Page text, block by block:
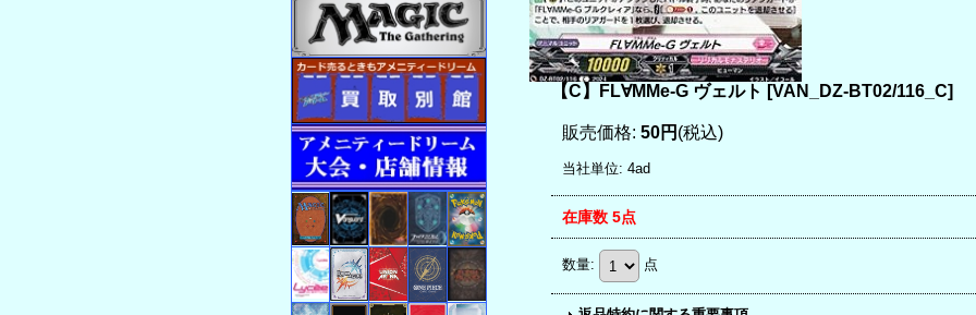
【C】FL∀MMe-G ヴェルト [VAN_DZ-BT02/116_C]
販売価格: 50円 (税込)
当社単位: 4ad
在庫数 5点
数量: 点